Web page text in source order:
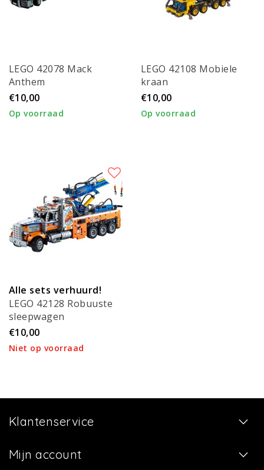
LEGO 42078 Mack
Anthem
€10,00
Op voorraad
LEGO 42108 Mobiele
kraan
€10,00
Op voorraad
Alle sets verhuurd!
LEGO 42128 Robuuste
sleepwagen
€10,00
Niet op voorraad
Klantenservice
Mijn account